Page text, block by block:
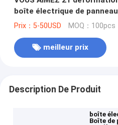
boîte électrique de
Prix：5-50USD MOQ：100pcs
meilleur prix
Description De Produit
boîte
Boîte de